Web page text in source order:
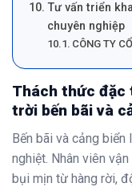
Tư vấn triển
chuyên nghiệp
CÔNG TY
Thách thức đặc
trời bến bãi và
Bến bãi và cảng
nghiệt. Nhân viên
bụi mịn từ hàng rời,